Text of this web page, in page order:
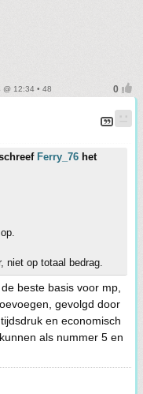
@ 12:34 • 48
Ferry_76 het
niet op totaal bedrag.
beste basis voor mp,
gevolgd door
en economisch
als nummer 5 en